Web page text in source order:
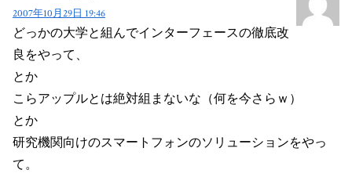
2007年10月29日 19:46
どっかの大学と組んでインターフェースの徹底改
良をやって、
とか
こらアップルとは絶対組まないな（何を今さらｗ）
とか
研究機関向けのスマートフォンのソリューションをやっ
て。